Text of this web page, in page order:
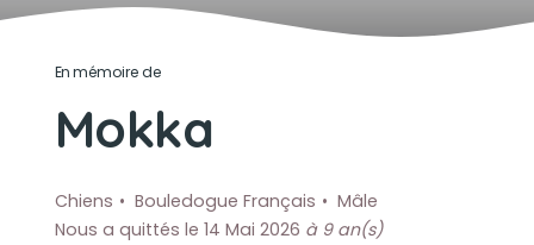
En mémoire de
Mokka
Chiens Bouledogue Français
Mâle
Nous a quittés le 14 Mai 2026 à 9 an(s)